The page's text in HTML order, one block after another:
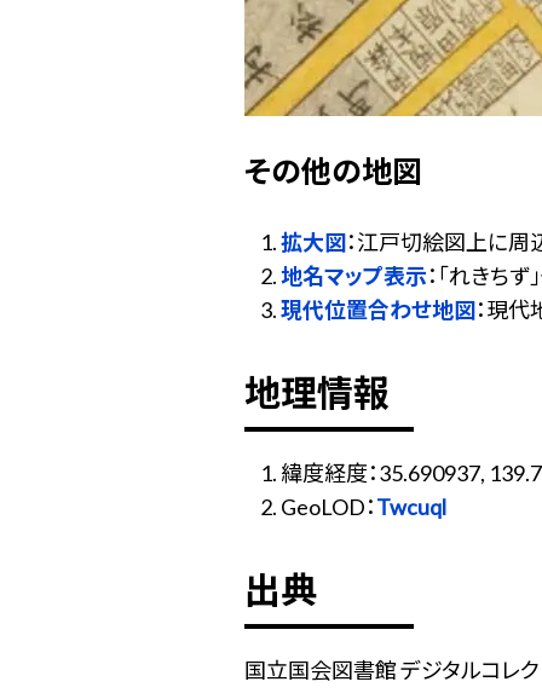
その他の地図
拡大図：江戸切絵図上に周
地名マップ表示：「れきち
現代位置合わせ地図：現
地理情報
緯度経度：35.690937,
GeoLOD：Twcuql
出典
国立国会図書館 デジタルコレク